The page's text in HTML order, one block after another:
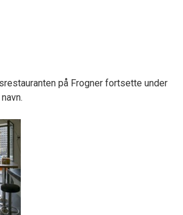
på Frogner fortsette under